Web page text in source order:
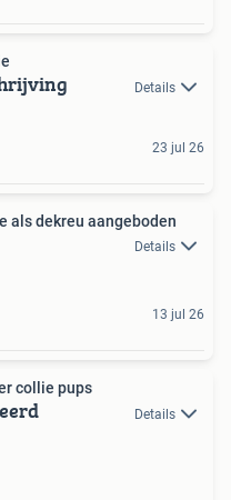
Details
23 jul 26
als dekreu aangeboden
Details
13 jul 26
collie pups
Details